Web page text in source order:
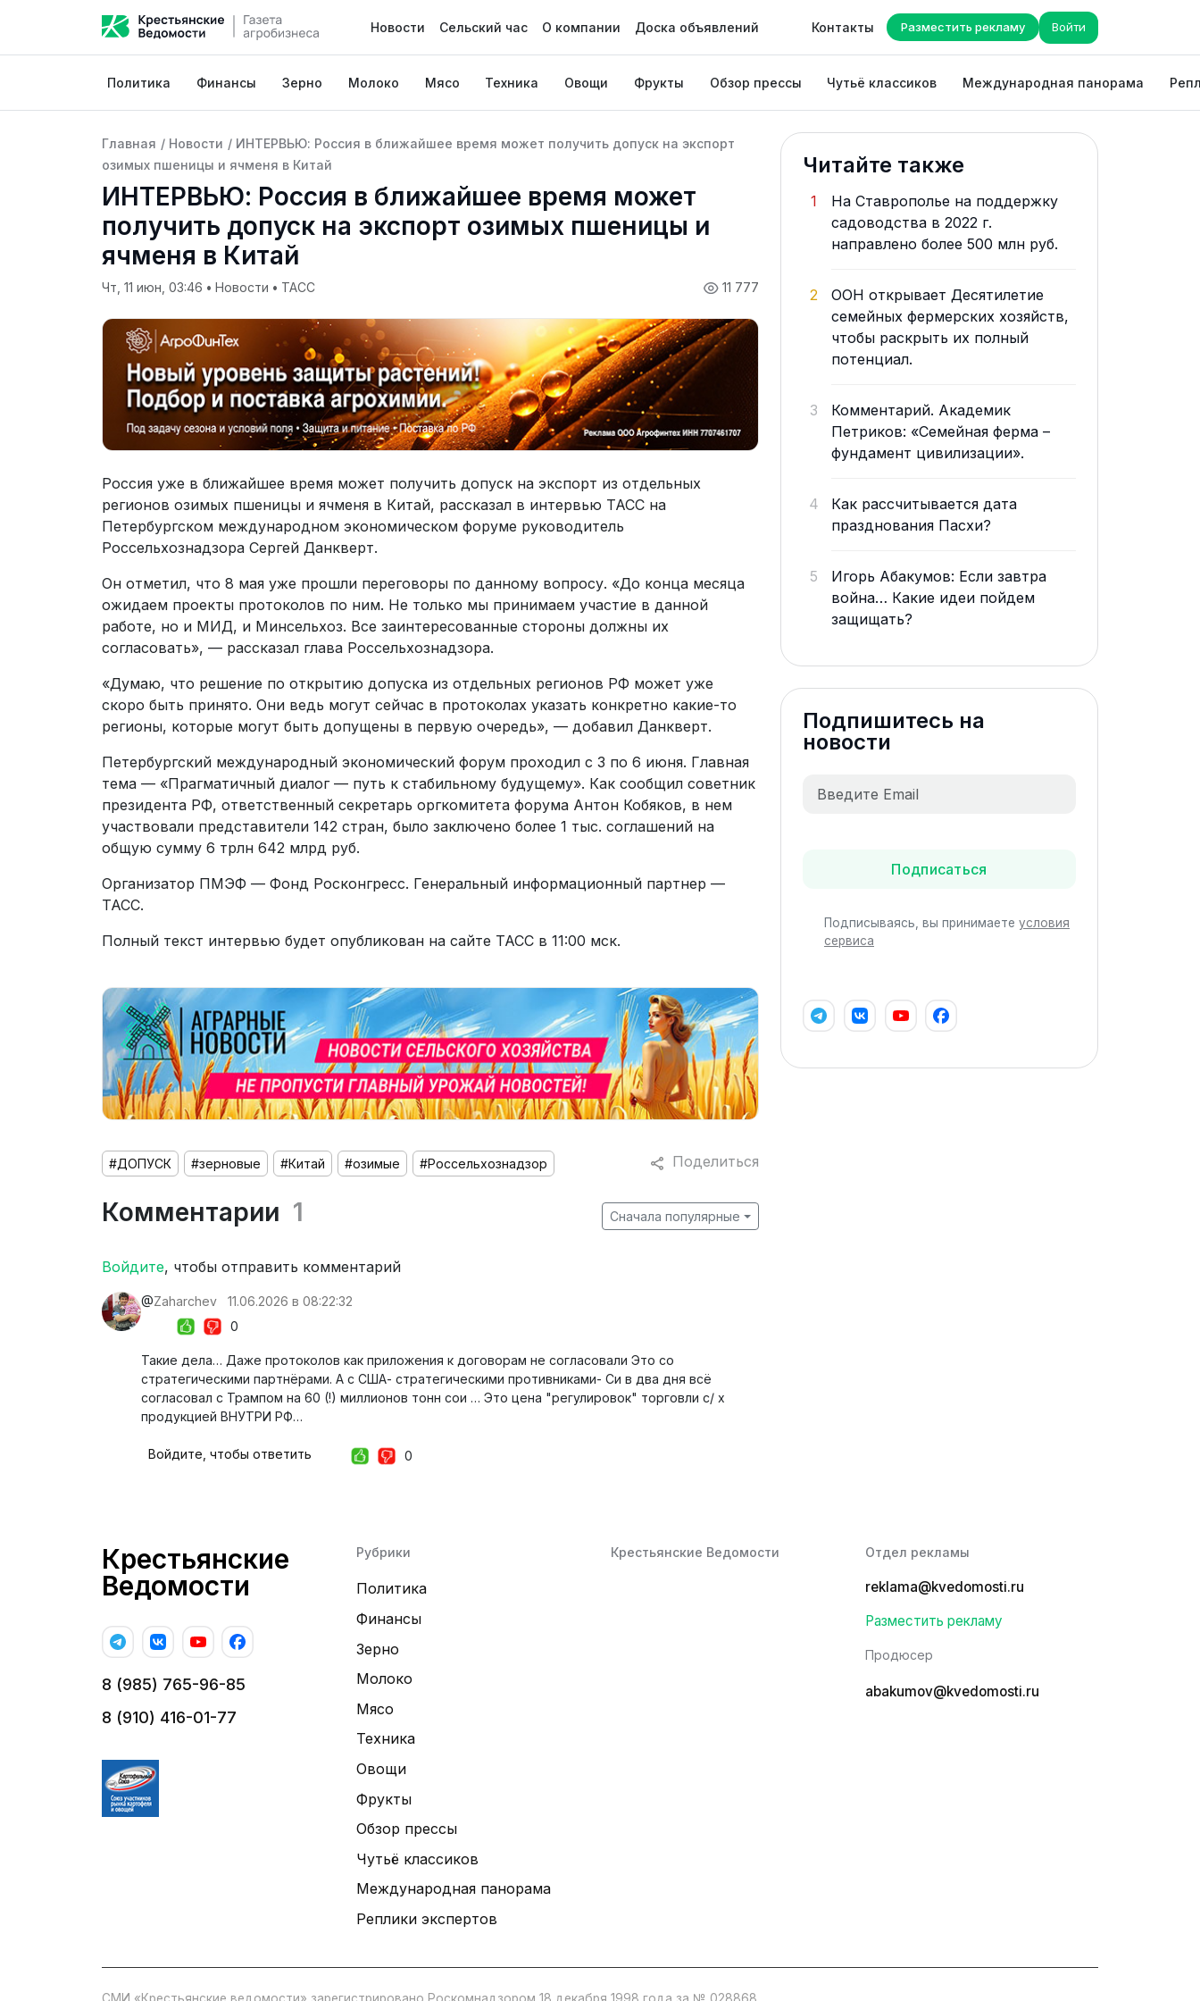
Новости Сельский час О компании Доска объявлений Контакты Разместить рекламу Войти
Политика Финансы Зерно Молоко Мясо Техника Овощи Фрукты Обзор прессы Чутьё классиков Международная панорама
Главная / Новости / ИНТЕРВЬЮ: Россия в ближайшее время может получить допуск на экспорт
озимых пшеницы и ячменя в Китай
ИНТЕРВЬЮ: Россия в ближайшее время может
получить допуск на экспорт озимых пшеницы и
ячменя в Китай
11 777
Чт, 11 июн, 03:46 • Новости • ТАСС
Россия уже в ближайшее время может получить допуск на экспорт из отдельных
регионов озимых пшеницы и ячменя в Китай, рассказал в интервью ТАСС на
Петербургском международном экономическом форуме руководитель
Россельхознадзора Сергей Данкверт.
Он отметил, что 8 мая уже прошли переговоры по данному вопросу. «До конца месяца
ожидаем проекты протоколов по ним. Не только мы принимаем участие в данной
работе, но и МИД, и Минсельхоз. Все заинтересованные стороны должны их
согласовать», — рассказал глава Россельхознадзора.
«Думаю, что решение по открытию допуска из отдельных регионов РФ может уже
скоро быть принято. Они ведь могут сейчас в протоколах указать конкретно какие-то
регионы, которые могут быть допущены в первую очередь», — добавил Данкверт.
Петербургский международный экономический форум проходил с 3 по 6 июня. Главная
тема — «Прагматичный диалог — путь к стабильному будущему». Как сообщил советник
президента РФ, ответственный секретарь оргкомитета форума Антон Кобяков, в нем
участвовали представители 142 стран, было заключено более 1 тыс. соглашений на
общую сумму 6 трлн 642 млрд руб.
Организатор ПМЭФ — Фонд Росконгресс. Генеральный информационный партнер —
ТАСС.
Полный текст интервью будет опубликован на сайте ТАСС в 11:00 мск.
Поделиться
#ДОПУСК #зерновые #Китай #озимые #Россельхознадзор
Комментарии 1 Сначала популярные
Войдите, чтобы отправить комментарий
@Zaharchev
11.06.2026 в 08:22:32
0
Такие дела… Даже протоколов как приложения к договорам не согласовали Это со
стратегическими партнёрами. А с США- стратегическими противниками- Си в два дня всё
согласовал с Трампом на 60 (!) миллионов тонн сои … Это цена "регулировок" торговли с/ х
продукцией ВНУТРИ РФ…
Войдите, чтобы ответить 0
Читайте также
1
На Ставрополье на поддержку
садоводства в 2022 г.
направлено более 500 млн руб.
2
ООН открывает Десятилетие
семейных фермерских хозяйств,
чтобы раскрыть их полный
потенциал.
3
Комментарий. Академик
Петриков: «Семейная ферма –
фундамент цивилизации».
4
Как рассчитывается дата
празднования Пасхи?
5
Игорь Абакумов: Если завтра
война… Какие идеи пойдем
защищать?
Подпишитесь на
новости
Подписаться
Подписываясь, вы принимаете условия
сервиса
Крестьянские
Ведомости
8 (985) 765-96-85
8 (910) 416-01-77
Рубрики
Политика
Финансы
Зерно
Молоко
Мясо
Техника
Овощи
Фрукты
Обзор прессы
Чутьё классиков
Международная панорама
Реплики экспертов
Крестьянские Ведомости Отдел рекламы
reklama@kvedomosti.ru
Разместить рекламу
Продюсер
abakumov@kvedomosti.ru
СМИ «Крестьянские ведомости» зарегистрировано Роскомнадзором 18 декабря 1998 года за № 028868